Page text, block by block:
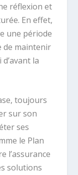
réflexion et
En effet,
une période
de maintenir
la
toujours
sur son
ses
le Plan
l’assurance
solutions